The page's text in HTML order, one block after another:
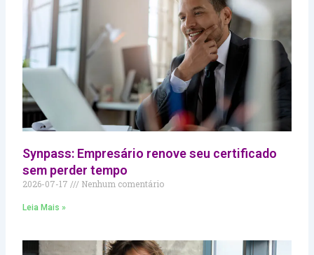
Synpass: Empresário renove seu certificado
sem perder tempo
2026-07-17 Nenhum comentário
Leia Mais »